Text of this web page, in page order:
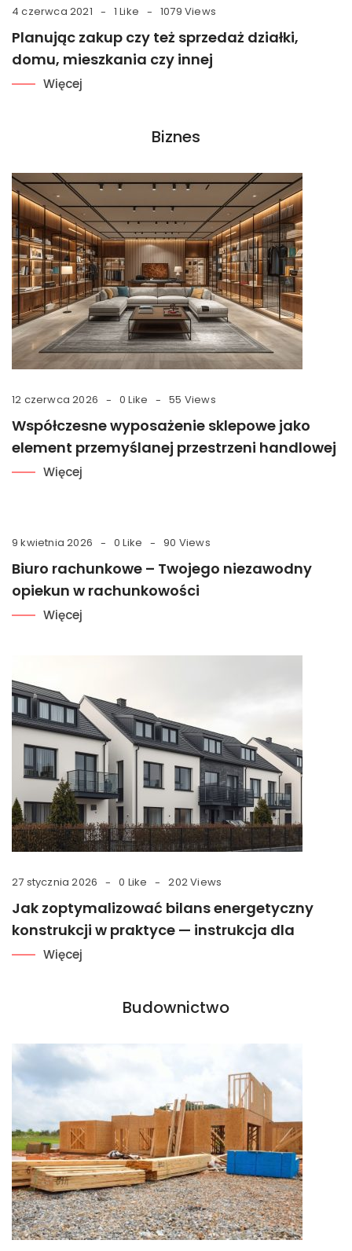
4 czerwca 2021 1 Like 1079 Views
Planując zakup czy też sprzedaż działki,
domu, mieszkania czy innej
Więcej
Biznes
12 czerwca 2026 0 Like 55 Views
Współczesne wyposażenie sklepowe jako
element przemyślanej przestrzeni handlowej
Więcej
9 kwietnia 2026 0 Like 90 Views
Biuro rachunkowe – Twojego niezawodny
opiekun w rachunkowości
Więcej
27 stycznia 2026 0 Like 202 Views
Jak zoptymalizować bilans energetyczny
konstrukcji w praktyce — instrukcja dla
Więcej
Budownictwo